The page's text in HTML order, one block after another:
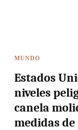
MUNDO
Estados
niveles
canela
medidas